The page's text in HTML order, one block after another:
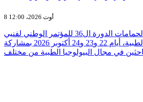
8 أوت 2026، 12:00
تحتضن مدينة الحمامات الدورة ال36 للمؤتمر الوطني لفنيي
البيولوجيا والبيولوجيا الطبية، أيام 22 و23 و24 أكتوبر 2026 بمشاركة